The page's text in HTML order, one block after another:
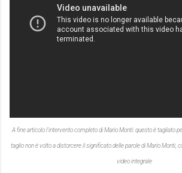
A fine articolo l'intervento completo di Mario Monti: questo è tagliato
taglio non è volto a distorcere il significato delle parole di Mario Monti,
video integrale